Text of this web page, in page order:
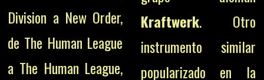
Division a New Order,
de The Human League
a The Human League,
Kraftwerk. Otro
instrumento similar
popularizado en la